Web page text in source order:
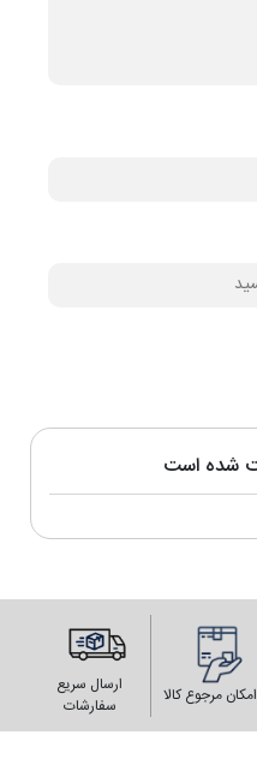
امکان مرجوع کالا
ارسال سریع
سفارشات